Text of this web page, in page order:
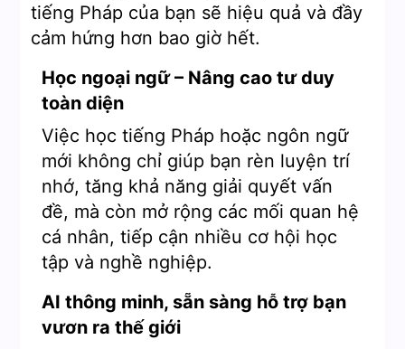
tiếng Pháp của bạn sẽ hiệu quả và đầy
cảm hứng hơn bao giờ hết.
Học ngoại ngữ – Nâng cao tư duy
toàn diện
Việc học tiếng Pháp hoặc ngôn ngữ
mới không chỉ giúp bạn rèn luyện trí
nhớ, tăng khả năng giải quyết vấn
đề, mà còn mở rộng các mối quan hệ
cá nhân, tiếp cận nhiều cơ hội học
tập và nghề nghiệp.
AI thông minh, sẵn sàng hỗ trợ bạn
vươn ra thế giới